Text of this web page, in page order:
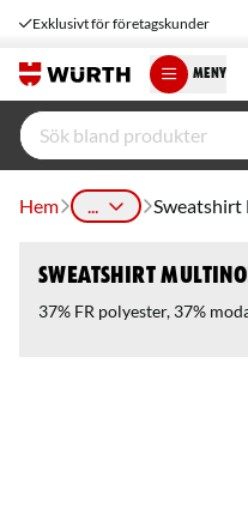
Exklusivt för företagskunder
MENY
Hem ...
Sweatshirt
37% FR polyester, 37%